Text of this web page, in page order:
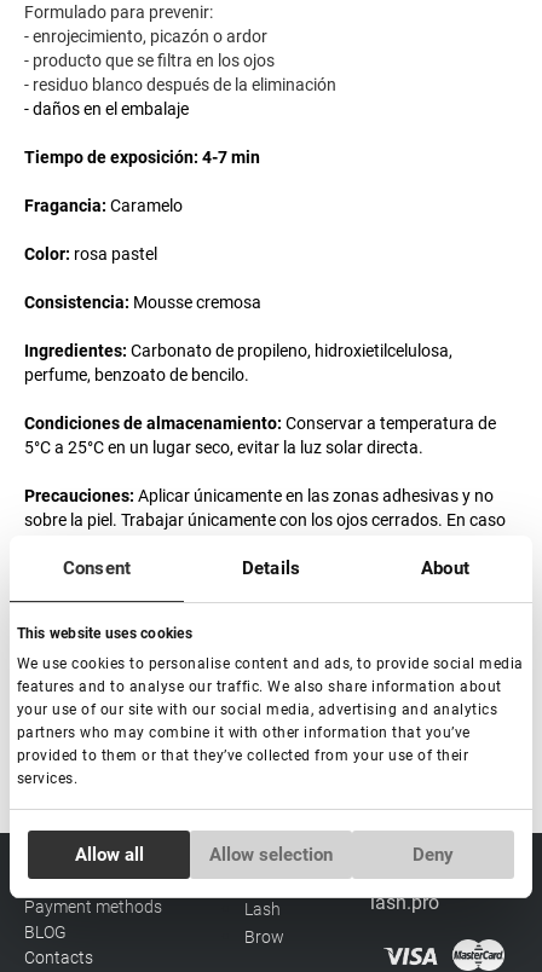
Consent Details About
This website uses cookies
We use cookies to personalise content and ads, to provide social media
features and to analyse our traffic. We also share information about
your use of our site with our social media, advertising and analytics
partners who may combine it with other information that you’ve
provided to them or that they’ve collected from your use of their
services.
Necessary
Preferences
Allow all Allow selection Deny
Formulado para prevenir:
- enrojecimiento, picazón o ardor
- producto que se filtra en los ojos
- residuo blanco después de la eliminación
- daños en el embalaje
Tiempo de exposición: 4-7 min
Fragancia: Caramelo
Color: rosa pastel
Consistencia: Mousse cremosa
Ingredientes: Carbonato de propileno, hidroxietilcelulosa,
perfume, benzoato de bencilo.
Condiciones de almacenamiento: Conservar a temperatura de
5°C a 25°C en un lugar seco, evitar la luz solar directa.
Precauciones: Aplicar únicamente en las zonas adhesivas y no
sobre la piel. Trabajar únicamente con los ojos cerrados. En caso
consultar a un médico. Mantener fuera del alcance de los niños.
Vida útil del producto:
Fecha de caducidad después de la apertura:6 meses.
Hecho en Corea del Sur
Data processing policy
Payment methods
BLOG
Contacts
Catalog
Lash
Brow
sale@lovely-
lash.pro